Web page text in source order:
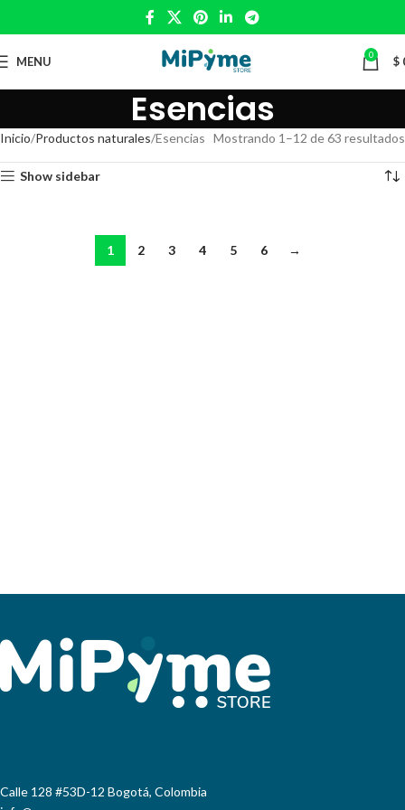
MENU 0 $
Esencias
Inicio Productos naturales Esencias Mostrando 1–12 de 63 resultados
Show sidebar
1 2 3 4 5 6 →
Calle 128 #53D-12 Bogotá, Colombia